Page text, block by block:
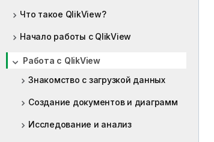
Что такое QlikView?
Начало работы с QlikView
Работа с QlikView
Знакомство с загрузкой данных
Создание документов и диаграмм
Исследование и анализ